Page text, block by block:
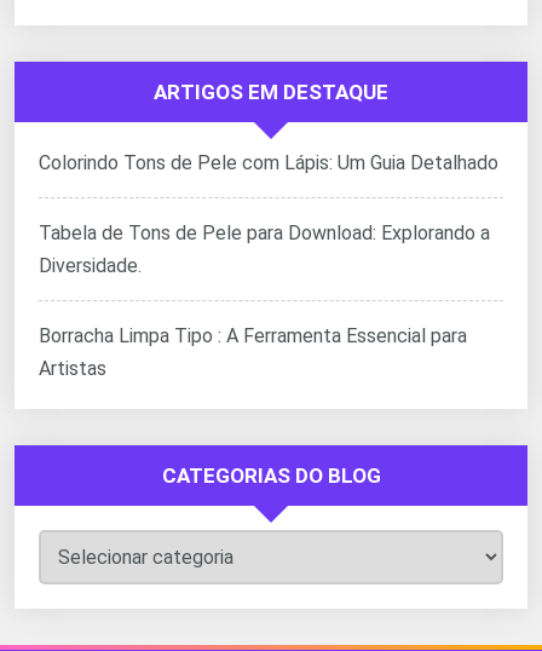
ARTIGOS EM DESTAQUE
Colorindo Tons de Pele com Lápis: Um Guia Detalhado
Tabela de Tons de Pele para Download: Explorando a
Diversidade.
Borracha Limpa Tipo : A Ferramenta Essencial para
Artistas
CATEGORIAS DO BLOG
Categorias
do
Blog